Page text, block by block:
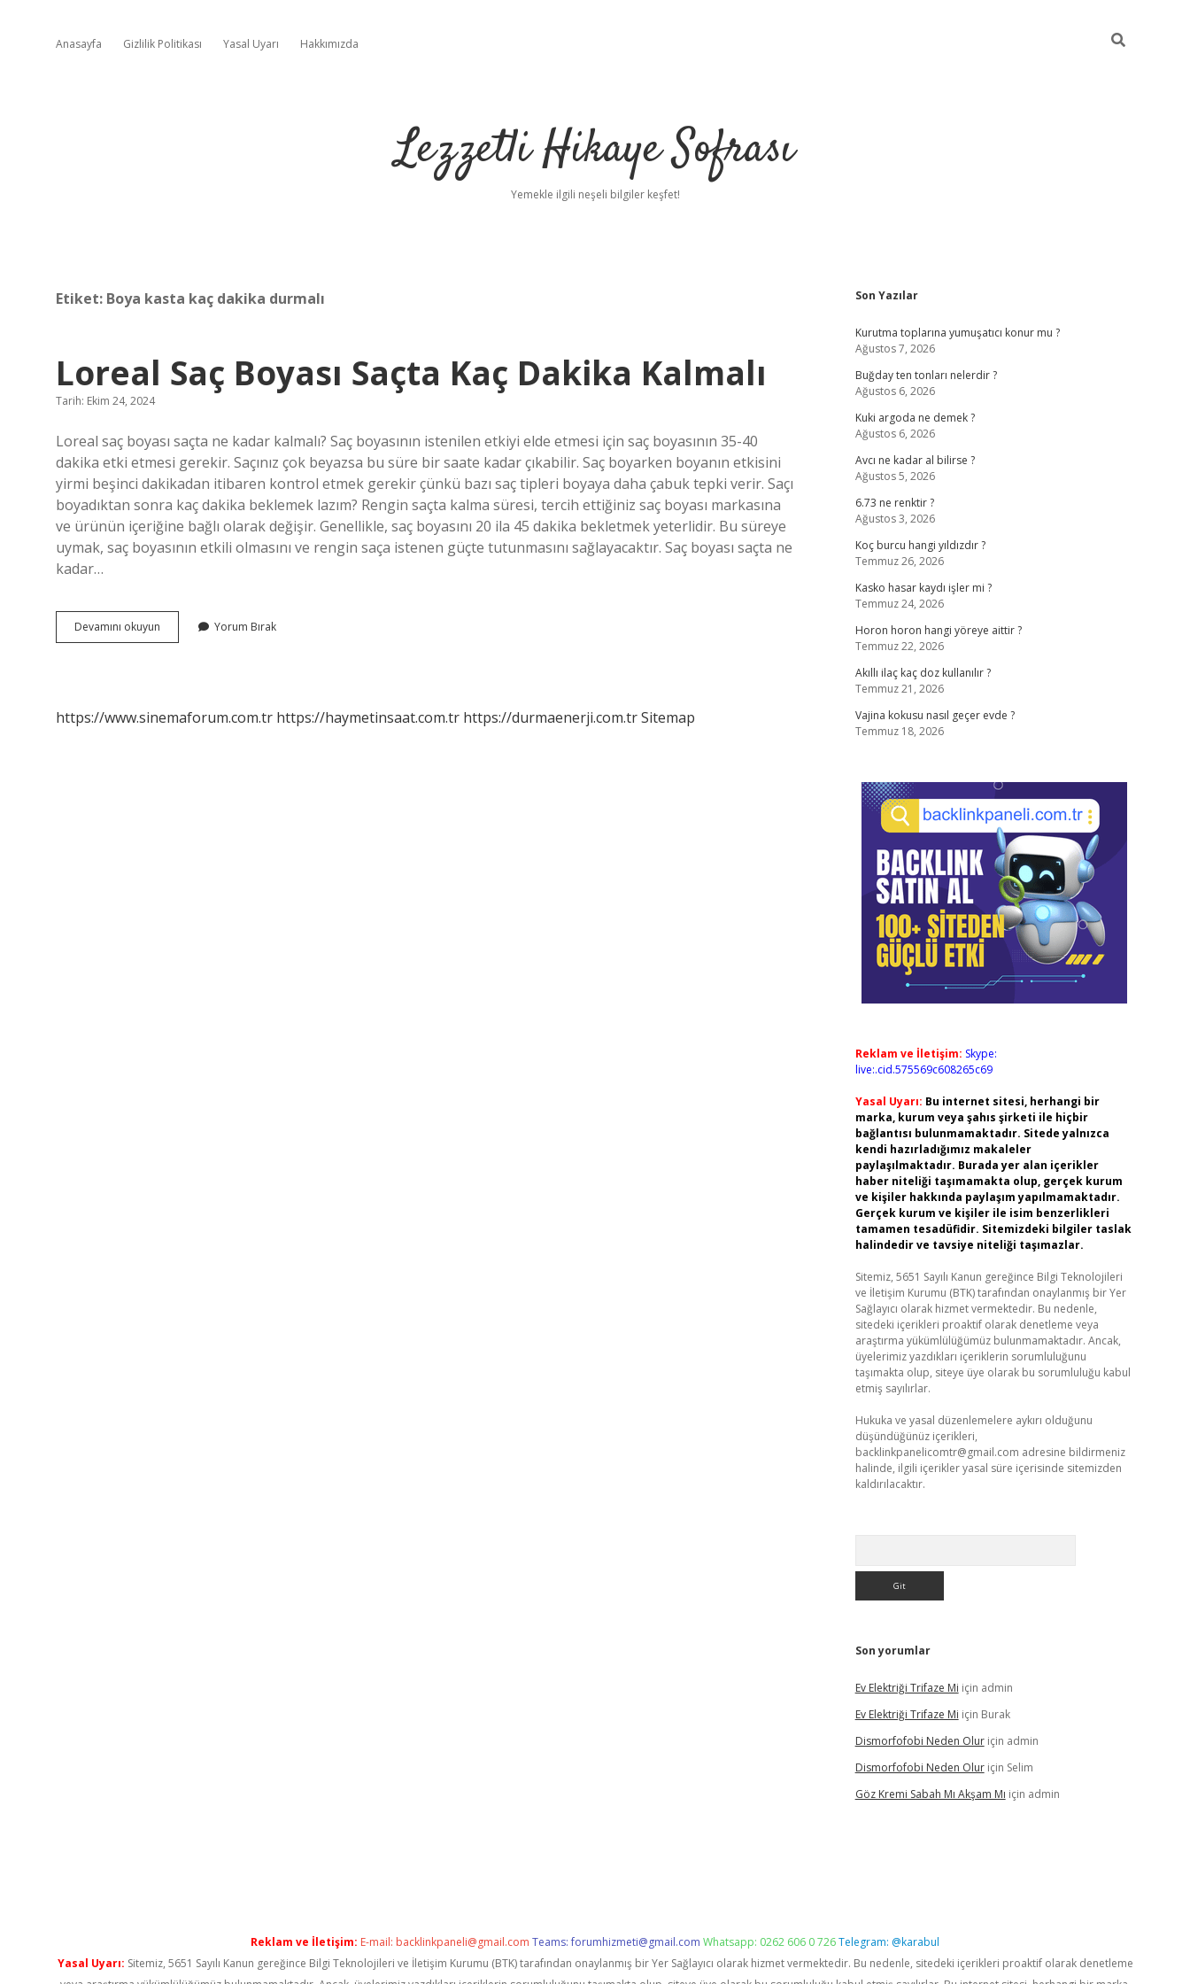
Anasayfa Gizlilik Politikası Yasal Uyarı Hakkımızda
Lezzetli Hikaye Sofrası
Yemekle ilgili neşeli bilgiler keşfet!
Etiket: Boya kasta kaç dakika durmalı
Loreal Saç Boyası Saçta Kaç Dakika Kalmalı
Tarih: Ekim 24, 2024
Loreal saç boyası saçta ne kadar kalmalı? Saç boyasının istenilen etkiyi elde etmesi için saç boyasının 35-40
dakika etki etmesi gerekir. Saçınız çok beyazsa bu süre bir saate kadar çıkabilir. Saç boyarken boyanın etkisini
yirmi beşinci dakikadan itibaren kontrol etmek gerekir çünkü bazı saç tipleri boyaya daha çabuk tepki verir. Saçı
boyadıktan sonra kaç dakika beklemek lazım? Rengin saçta kalma süresi, tercih ettiğiniz saç boyası markasına
ve ürünün içeriğine bağlı olarak değişir. Genellikle, saç boyasını 20 ila 45 dakika bekletmek yeterlidir. Bu süreye
uymak, saç boyasının etkili olmasını ve rengin saça istenen güçte tutunmasını sağlayacaktır. Saç boyası saçta ne
kadar…
Devamını okuyun
Saç
Kalmalı
Yorum Bırak
https://www.sinemaforum.com.tr https://haymetinsaat.com.tr https://durmaenerji.com.trSitemap
Sidebar
Son Yazılar
Kurutma toplarına yumuşatıcı konur mu ?
Ağustos 7, 2026
Buğday ten tonları nelerdir ?
Ağustos 6, 2026
Kuki argoda ne demek ?
Ağustos 6, 2026
Avcı ne kadar al bilirse ?
Ağustos 5, 2026
6.73 ne renktir ?
Ağustos 3, 2026
Koç burcu hangi yıldızdır ?
Temmuz 26, 2026
Kasko hasar kaydı işler mi ?
Temmuz 24, 2026
Horon horon hangi yöreye aittir ?
Temmuz 22, 2026
Akıllı ilaç kaç doz kullanılır ?
Temmuz 21, 2026
Vajina kokusu nasıl geçer evde ?
Temmuz 18, 2026
Reklam ve İletişim: Skype:
live:.cid.575569c608265c69
Yasal Uyarı: Bu internet sitesi, herhangi bir
marka, kurum veya şahıs şirketi ile hiçbir
bağlantısı bulunmamaktadır. Sitede yalnızca
kendi hazırladığımız makaleler
paylaşılmaktadır. Burada yer alan içerikler
haber niteliği taşımamakta olup, gerçek kurum
ve kişiler hakkında paylaşım yapılmamaktadır.
Gerçek kurum ve kişiler ile isim benzerlikleri
tamamen tesadüfidir. Sitemizdeki bilgiler taslak
halindedir ve tavsiye niteliği taşımazlar.
Sitemiz, 5651 Sayılı Kanun gereğince Bilgi Teknolojileri
ve İletişim Kurumu (BTK) tarafından onaylanmış bir Yer
Sağlayıcı olarak hizmet vermektedir. Bu nedenle,
sitedeki içerikleri proaktif olarak denetleme veya
araştırma yükümlülüğümüz bulunmamaktadır. Ancak,
üyelerimiz yazdıkları içeriklerin sorumluluğunu
taşımakta olup, siteye üye olarak bu sorumluluğu kabul
etmiş sayılırlar.
Hukuka ve yasal düzenlemelere aykırı olduğunu
düşündüğünüz içerikleri,
backlinkpanelicomtr@gmail.com adresine bildirmeniz
halinde, ilgili içerikler yasal süre içerisinde sitemizden
kaldırılacaktır.
Son yorumlar
Ev Elektriği Trifaze Mi için admin
Ev Elektriği Trifaze Mi için Burak
Dismorfofobi Neden Oluriçin admin
Dismorfofobi Neden Oluriçin Selim
Göz Kremi Sabah Mı Akşam Mı için admin
Reklam ve İletişim: E-mail: backlinkpaneli@gmail.com Teams:forumhizmeti@gmail.com Whatsapp: 0262 606 0 726Telegram: @karabul
Yasal Uyarı: Sitemiz, 5651 Sayılı Kanun gereğince Bilgi Teknolojileri ve İletişim Kurumu (BTK) tarafından onaylanmış bir Yer Sağlayıcı olarak hizmet vermektedir. Bu nedenle, sitedeki içerikleri proaktif olarak denetleme